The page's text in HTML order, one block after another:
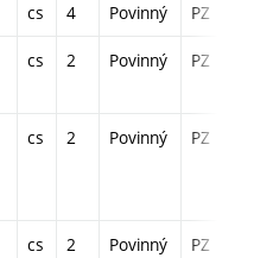
cs 4 Povinný PZ
cs 2 Povinný PZ
cs 2 Povinný PZ
cs 2 Povinný PZ